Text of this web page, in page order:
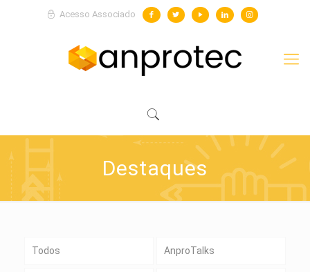
Acesso Associado
Destaques
Todos AnproTalks